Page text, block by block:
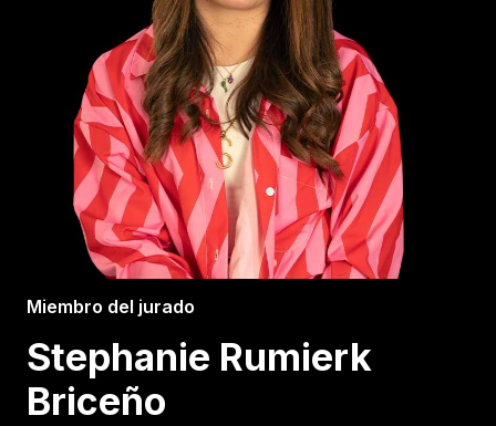
Miembro del jurado
Stephanie Rumierk
Briceño